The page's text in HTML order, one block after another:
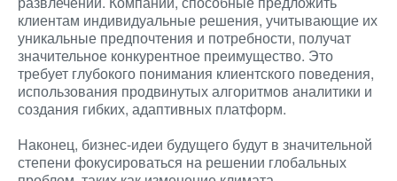
клиентам индивидуальные решения, учитывающие их
уникальные предпочтения и потребности, получат
значительное конкурентное преимущество. Это
требует глубокого понимания клиентского поведения,
использования продвинутых алгоритмов аналитики и
создания гибких, адаптивных платформ.
Наконец, бизнес-идеи будущего будут в значительной
степени фокусироваться на решении глобальных